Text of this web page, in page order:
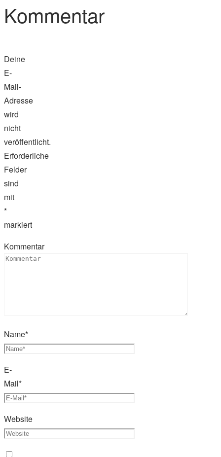
Kommentar
Deine
E-
Mail-
Adresse
wird
nicht
veröffentlicht.
Erforderliche
Felder
sind
mit
*
markiert
Kommentar
Name*
E-
Mail*
Website